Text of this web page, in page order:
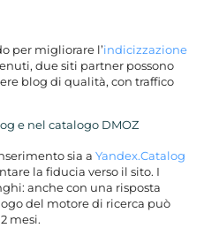
per migliorare l’indicizzazione
due siti partner possono
blog di qualità, con traffico
e nel catalogo DMOZ
sia a Yandex.Catalog
la fiducia verso il sito. I
anche con una risposta
del motore di ricerca può
mesi.